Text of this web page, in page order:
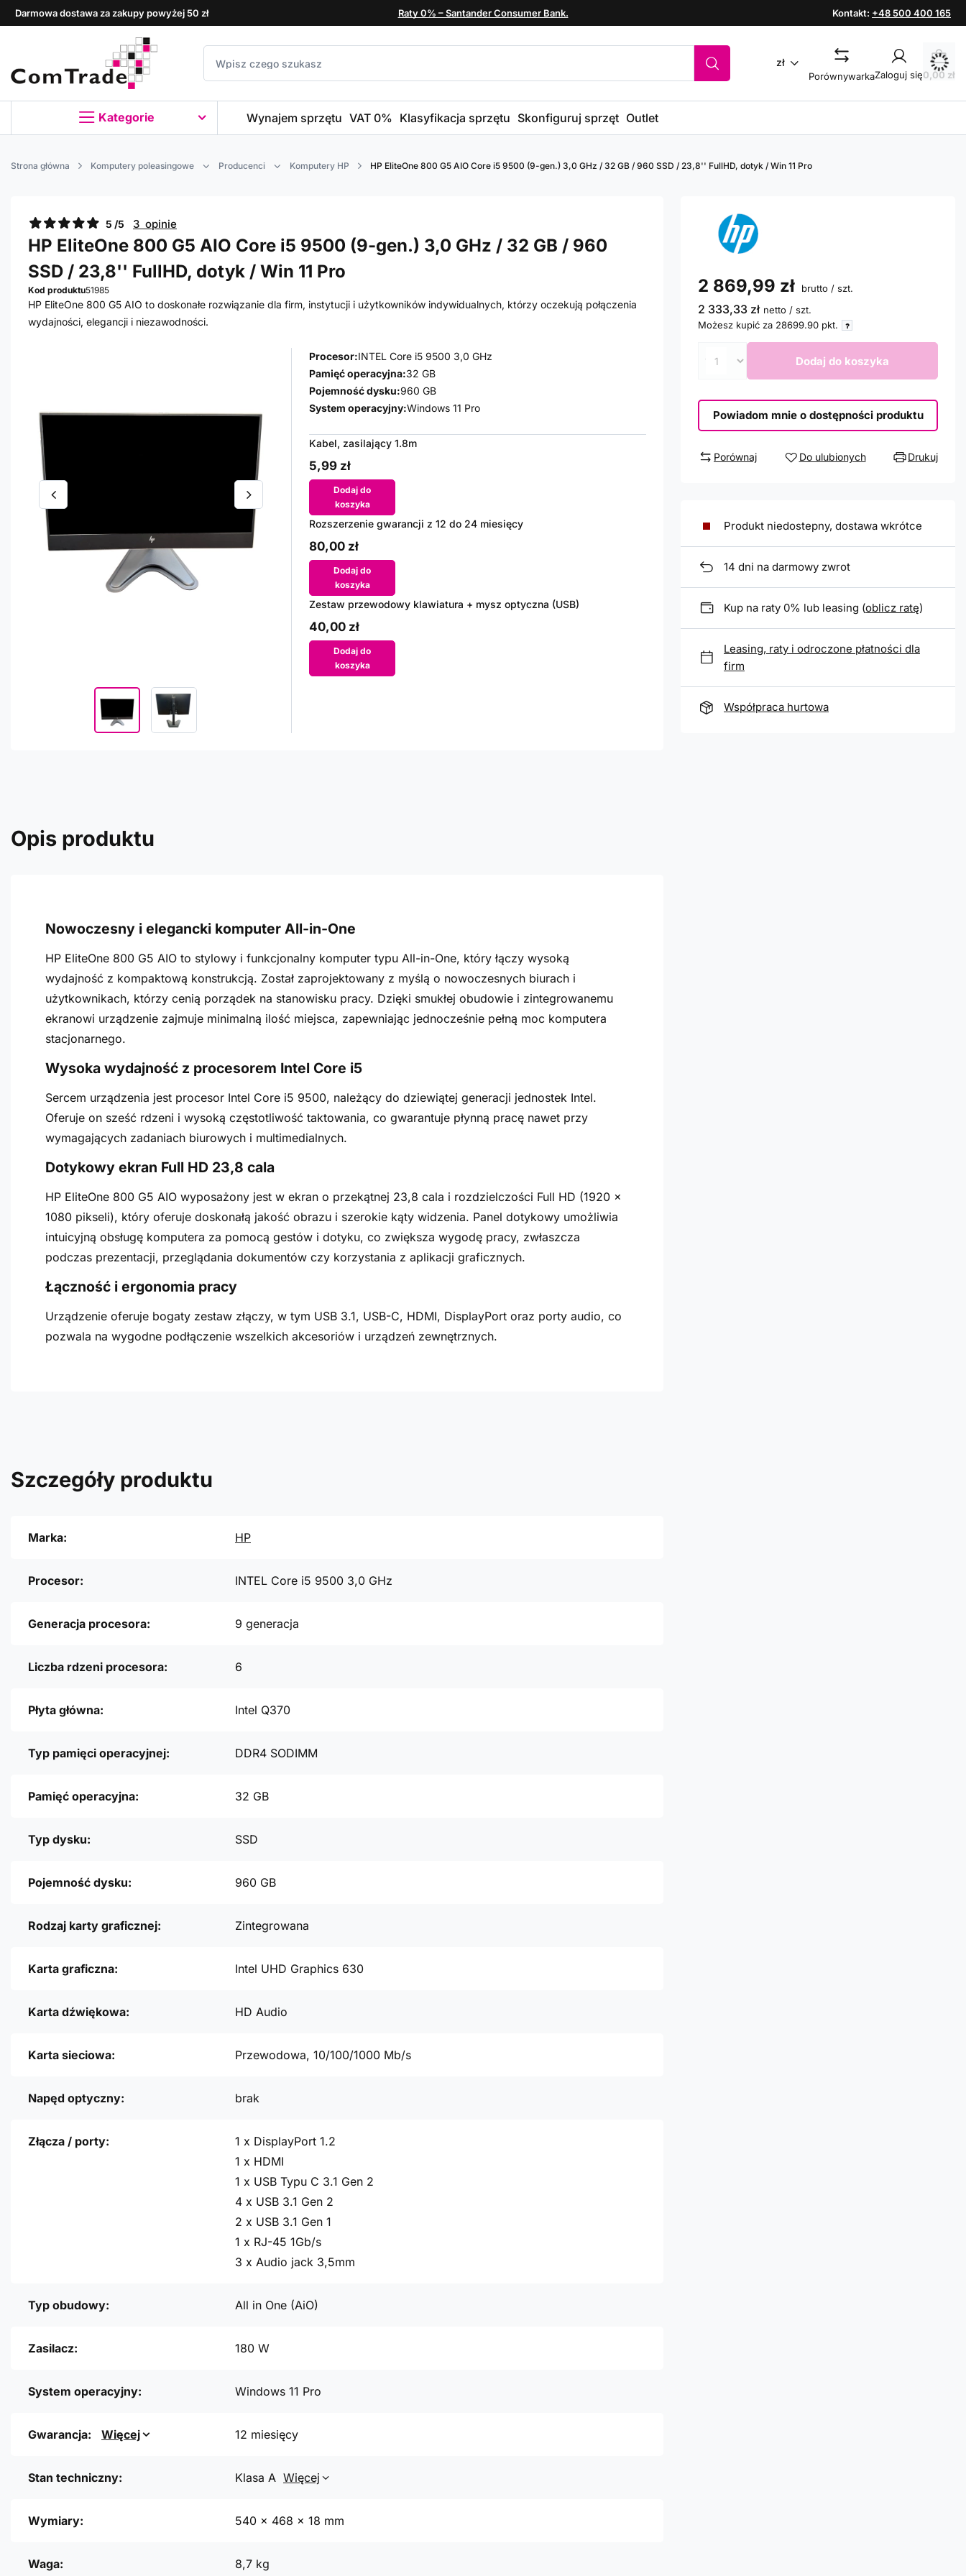
Darmowa dostawa za zakupy powyżej 50 zł Raty 0% – Santander Consumer Bank. Kontakt: +48 500 400 165
zł
PorównywarkaZaloguj się0,00 zł
Kategorie Wynajem sprzętu VAT 0% Klasyfikacja sprzętu Skonfiguruj sprzęt Outlet
Strona główna Komputery poleasingowe Producenci Komputery HP HP EliteOne 800 G5 AIO Core i5 9500 (9-gen.) 3,0 GHz / 32 GB / 960 SSD / 23,8'' FullHD, dotyk / Win 11 Pro
5 /5 3 opinie
HP EliteOne 800 G5 AIO Core i5 9500 (9-gen.) 3,0 GHz / 32 GB / 960
SSD / 23,8'' FullHD, dotyk / Win 11 Pro
Kod produktu51985
HP EliteOne 800 G5 AIO to doskonałe rozwiązanie dla firm, instytucji i użytkowników indywidualnych, którzy oczekują połączenia
wydajności, elegancji i niezawodności.
Procesor:INTEL Core i5 9500 3,0 GHz
Pamięć operacyjna:32 GB
Pojemność dysku:960 GB
System operacyjny:Windows 11 Pro
Kabel, zasilający 1.8m
5,99 zł
Dodaj do
koszyka
Rozszerzenie gwarancji z 12 do 24 miesięcy
80,00 zł
Dodaj do
koszyka
Zestaw przewodowy klawiatura + mysz optyczna (USB)
40,00 zł
Dodaj do
koszyka
2 869,99 zł brutto / szt.
2 333,33 zł netto / szt.
Możesz kupić za 28699.90 pkt.
Dodaj do koszyka
Powiadom mnie o dostępności produktu
Porównaj Do ulubionych Drukuj
Produkt niedostepny, dostawa wkrótce
14 dni na darmowy zwrot
Kup na raty 0% lub leasing (oblicz ratę)
Leasing, raty i odroczone płatności dla
firm
Współpraca hurtowa
Opis produktu
Nowoczesny i elegancki komputer All-in-One
HP EliteOne 800 G5 AIO to stylowy i funkcjonalny komputer typu All-in-One, który łączy wysoką
wydajność z kompaktową konstrukcją. Został zaprojektowany z myślą o nowoczesnych biurach i
użytkownikach, którzy cenią porządek na stanowisku pracy. Dzięki smukłej obudowie i zintegrowanemu
ekranowi urządzenie zajmuje minimalną ilość miejsca, zapewniając jednocześnie pełną moc komputera
stacjonarnego.
Wysoka wydajność z procesorem Intel Core i5
Sercem urządzenia jest procesor Intel Core i5 9500, należący do dziewiątej generacji jednostek Intel.
Oferuje on sześć rdzeni i wysoką częstotliwość taktowania, co gwarantuje płynną pracę nawet przy
wymagających zadaniach biurowych i multimedialnych.
Dotykowy ekran Full HD 23,8 cala
HP EliteOne 800 G5 AIO wyposażony jest w ekran o przekątnej 23,8 cala i rozdzielczości Full HD (1920 ×
1080 pikseli), który oferuje doskonałą jakość obrazu i szerokie kąty widzenia. Panel dotykowy umożliwia
intuicyjną obsługę komputera za pomocą gestów i dotyku, co zwiększa wygodę pracy, zwłaszcza
podczas prezentacji, przeglądania dokumentów czy korzystania z aplikacji graficznych.
Łączność i ergonomia pracy
Urządzenie oferuje bogaty zestaw złączy, w tym USB 3.1, USB-C, HDMI, DisplayPort oraz porty audio, co
pozwala na wygodne podłączenie wszelkich akcesoriów i urządzeń zewnętrznych.
Szczegóły produktu
Marka: HP
Procesor: INTEL Core i5 9500 3,0 GHz
Generacja procesora: 9 generacja
Liczba rdzeni procesora: 6
Płyta główna: Intel Q370
Typ pamięci operacyjnej: DDR4 SODIMM
Pamięć operacyjna: 32 GB
Typ dysku: SSD
Pojemność dysku: 960 GB
Rodzaj karty graficznej: Zintegrowana
Karta graficzna: Intel UHD Graphics 630
Karta dźwiękowa: HD Audio
Karta sieciowa: Przewodowa, 10/100/1000 Mb/s
Napęd optyczny: brak
Złącza / porty:
1 x DisplayPort 1.2
1 x HDMI
1 x USB Typu C 3.1 Gen 2
4 x USB 3.1 Gen 2
2 x USB 3.1 Gen 1
1 x RJ-45 1Gb/s
3 x Audio jack 3,5mm
Typ obudowy: All in One (AiO)
Zasilacz: 180 W
System operacyjny: Windows 11 Pro
Gwarancja: Więcej 12 miesięcy
Stan techniczny: Klasa A Więcej
Wymiary: 540 x 468 x 18 mm
Waga: 8,7 kg